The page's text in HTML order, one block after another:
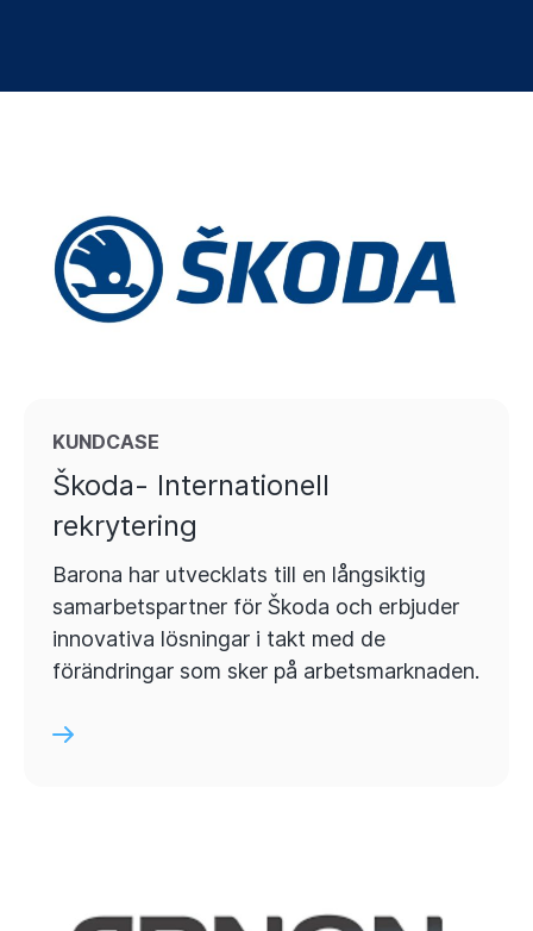
KUNDCASE
Škoda- Internationell
rekrytering
Barona har utvecklats till en långsiktig
samarbetspartner för Škoda och erbjuder
innovativa lösningar i takt med de
förändringar som sker på arbetsmarknaden.